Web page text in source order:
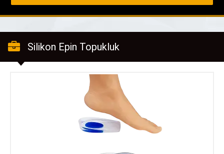
Silikon Epin Topukluk